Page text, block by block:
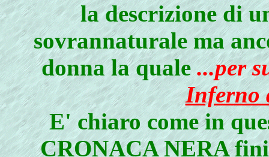
la descrizione di
sovrannaturale ma
donna la quale...per
Inferno
E' chiaro come in
CRONACA NERA